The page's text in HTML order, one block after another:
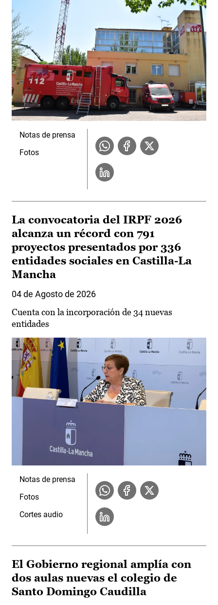
Notas de prensa
Fotos
La convocatoria del IRPF 2026
alcanza un récord con 791
proyectos presentados por 336
entidades sociales en Castilla-La
Mancha
04 de Agosto de 2026
Cuenta con la incorporación de 34 nuevas
entidades
Notas de prensa
Fotos
Cortes audio
El Gobierno regional amplía con
dos aulas nuevas el colegio de
Santo Domingo Caudilla